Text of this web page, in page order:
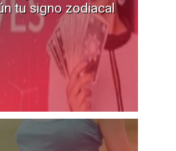
tu signo zodiacal